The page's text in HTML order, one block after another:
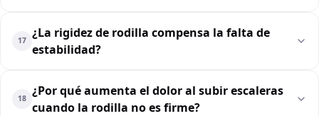
17
¿La rigidez de rodilla compensa la falta de
estabilidad?
18
¿Por qué aumenta el dolor al subir escaleras
cuando la rodilla no es firme?